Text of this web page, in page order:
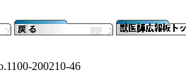
200210-46